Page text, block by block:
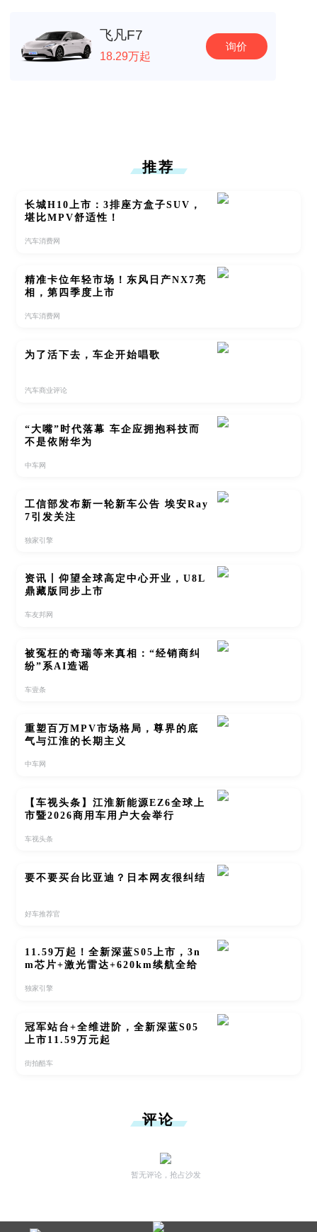
飞凡F7
18.29万起
询价
推荐
长城H10上市：3排座方盒子SUV，
堪比MPV舒适性！
汽车消费网
精准卡位年轻市场！东风日产NX7亮
相，第四季度上市
汽车消费网
为了活下去，车企开始唱歌
汽车商业评论
“大嘴”时代落幕 车企应拥抱科技而
不是依附华为
中车网
工信部发布新一轮新车公告 埃安Ray
7引发关注
独家引擎
资讯丨仰望全球高定中心开业，U8L
鼎藏版同步上市
车友邦网
被冤枉的奇瑞等来真相：“经销商纠
纷”系AI造谣
车壹条
重塑百万MPV市场格局，尊界的底
气与江淮的长期主义
中车网
【车视头条】江淮新能源EZ6全球上
市暨2026商用车用户大会举行
车视头条
要不要买台比亚迪？日本网友很纠结
好车推荐官
11.59万起！全新深蓝S05上市，3n
m芯片+激光雷达+620km续航全给
独家引擎
冠军站台+全维进阶，全新深蓝S05
上市11.59万元起
街拍酷车
评论
暂无评论，抢占沙发